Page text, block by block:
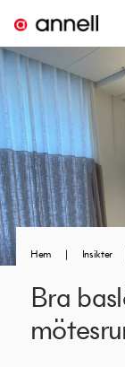
Hem | Insikter
Bra